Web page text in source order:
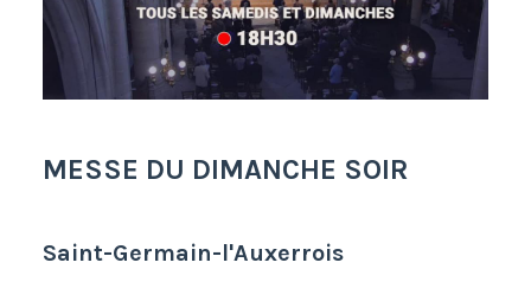
MESSE DU DIMANCHE SOIR
Saint-Germain-l'Auxerrois